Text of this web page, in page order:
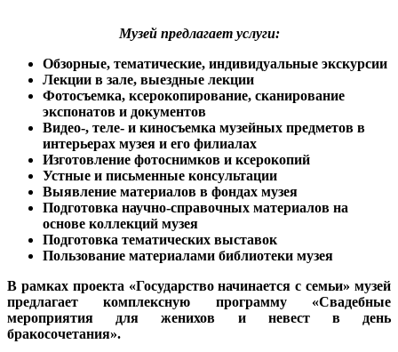
Музей предлагает услуги:
Обзорные, тематические, индивидуальные экскурсии
Лекции в зале, выездные лекции
Фотосъемка, ксерокопирование, сканирование
экспонатов и документов
Видео-, теле- и киносъемка музейных предметов в
интерьерах музея и его филиалах
Изготовление фотоснимков и ксерокопий
Устные и письменные консультации
Выявление материалов в фондах музея
Подготовка научно-справочных материалов на
основе коллекций музея
Подготовка тематических выставок
Пользование материалами библиотеки музея
В рамках проекта «Государство начинается с семьи» музей
предлагает комплексную программу «Свадебные
мероприятия для женихов и невест в день
бракосочетания».